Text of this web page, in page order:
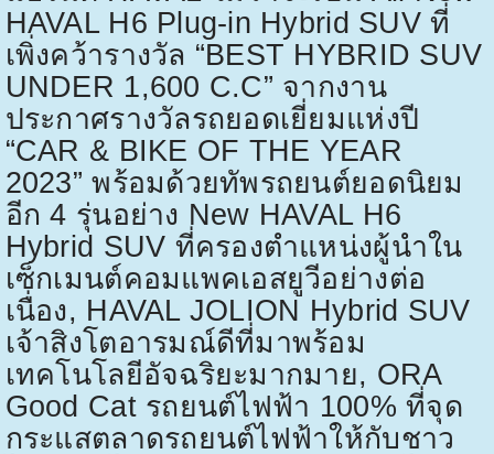
HAVAL H6 Plug-in Hybrid SUVที่
เพิ่งคว้ารางวัล “BEST HYBRID SUV
UNDER 1,600 C.C” จากงาน
ประกาศรางวัลรถยอดเยี่ยมแห่งปี
“CAR & BIKE OF THE YEAR
2023”พร้อมด้วยทัพรถยนต์ยอดนิยม
อีก4 รุ่นอย่าง New HAVAL H6
Hybrid SUV ที่ครองตำแหน่งผู้นำใน
เซ็กเมนต์คอมแพคเอสยูวีอย่างต่อ
เนื่อง, HAVAL JOLION Hybrid SUV
เจ้าสิงโตอารมณ์ดีที่มาพร้อม
เทคโนโลยีอัจฉริยะมากมาย, ORA
Good Cat รถยนต์ไฟฟ้า 100% ที่จุด
กระแสตลาดรถยนต์ไฟฟ้าให้กับชาว